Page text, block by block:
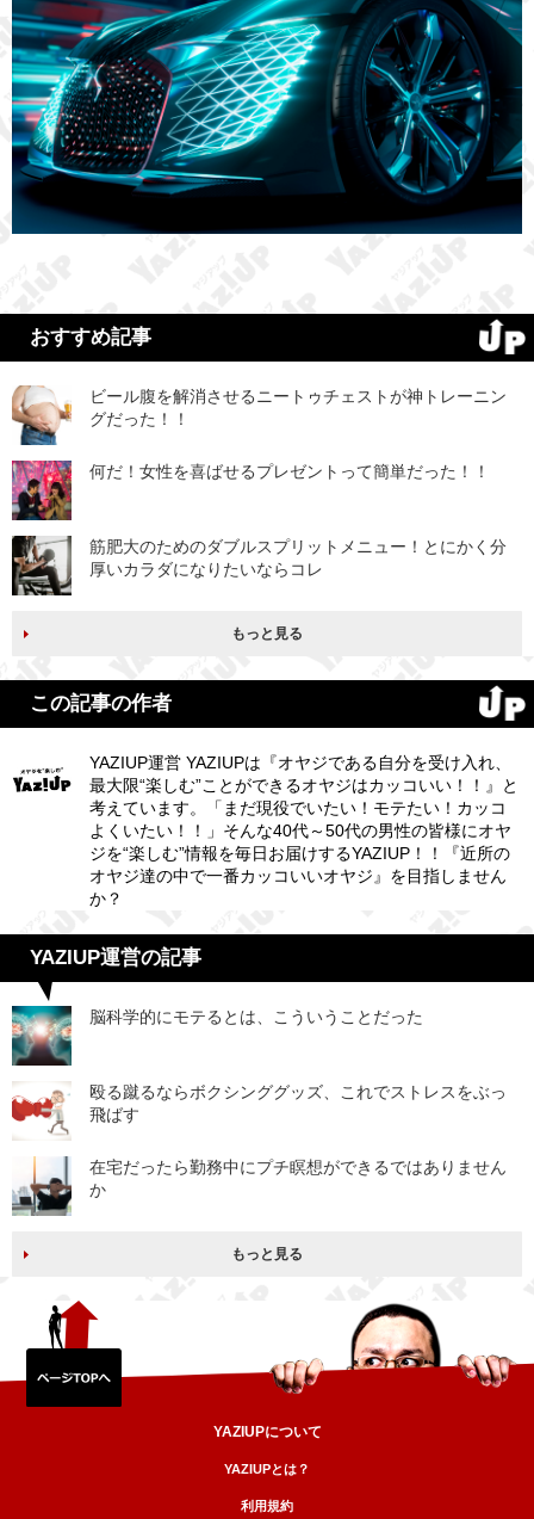
おすすめ記事
ビール腹を解消させるニートゥチェストが神トレーニン
グだった！！
何だ！女性を喜ばせるプレゼントって簡単だった！！
筋肥大のためのダブルスプリットメニュー！とにかく分
厚いカラダになりたいならコレ
もっと見る
この記事の作者
YAZIUP運営 YAZIUPは『オヤジである自分を受け入れ、
最大限“楽しむ”ことができるオヤジはカッコいい！！』と
考えています。「まだ現役でいたい！モテたい！カッコ
よくいたい！！」そんな40代～50代の男性の皆様にオヤ
ジを“楽しむ”情報を毎日お届けするYAZIUP！！『近所の
オヤジ達の中で一番カッコいいオヤジ』を目指しません
か？
YAZIUP運営の記事
脳科学的にモテるとは、こういうことだった
殴る蹴るならボクシンググッズ、これでストレスをぶっ
飛ばす
在宅だったら勤務中にプチ瞑想ができるではありません
か
もっと見る
YAZIUPについて
YAZIUPとは？
利用規約